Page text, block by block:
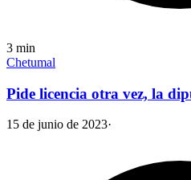
3 min
Chetumal
Pide licencia otra vez, la
15 de junio de 2023·